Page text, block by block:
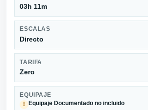
03h 11m
ESCALAS
Directo
TARIFA
Zero
EQUIPAJE
!
Equipaje Documentado no incluido